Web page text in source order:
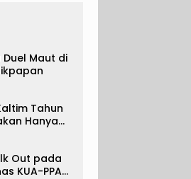
Maut di
Tahun
Hanya
Out pada
KUA-PPAS